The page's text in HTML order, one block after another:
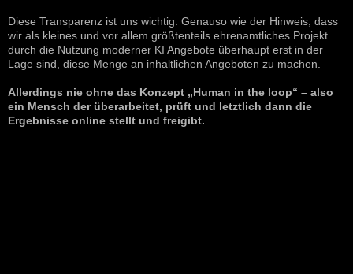
Diese Transparenz ist uns wichtig. Genauso wie der Hinweis, dass
wir als kleines und vor allem größtenteils ehrenamtliches Projekt
durch die Nutzung moderner KI Angebote überhaupt erst in der
Lage sind, diese Menge an inhaltlichen Angeboten zu machen.
Allerdings nie ohne das Konzept „Human in the loop“ – also
ein Mensch der überarbeitet, prüft und letztlich dann die
Ergebnisse online stellt und freigibt.